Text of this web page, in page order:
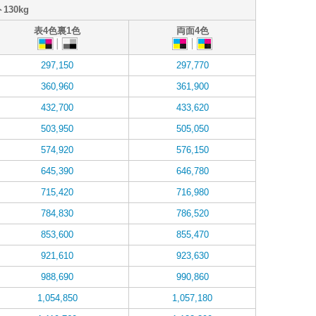
130kg
表4色裏1色
両面4色
297,150
297,770
360,960
361,900
432,700
433,620
503,950
505,050
574,920
576,150
645,390
646,780
715,420
716,980
784,830
786,520
853,600
855,470
921,610
923,630
988,690
990,860
1,054,850
1,057,180